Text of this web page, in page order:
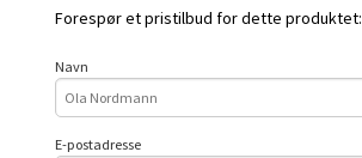
Forespør et pristilbud for dette produktet:
Navn
E-postadresse